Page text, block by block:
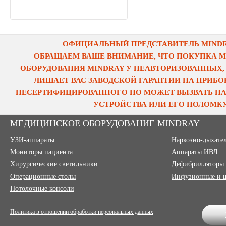
ОФИЦИАЛЬНЫЙ ПРЕДСТАВИТЕЛЬ
ОБРАЩАЕМ ВАШЕ ВНИМАНИЕ, ЧТО ПОКУПКА
ОБОРУДОВАНИЯ MINDRAY У
ЛИШАЕТ ВАС ЗАВОДСКОЙ ГАРАНТИИ НА
НЕСЕРТИФИЦИРОВАННОГО ПО МОЖЕТ ВЫЗВАТЬ
УСТРОЙСТВА ИЛИ ЕГО
МЕДИЦИНСКОЕ ОБОРУДОВАНИЕ MINDRAY
УЗИ-аппараты
Мониторы пациента
Хирургические светильники
Операционные столы
Потолочные консоли
Наркозно-
Аппараты ИВЛ
Дефибрилляторы
Инфузионные и
Политика в отношении обработки персональных данных